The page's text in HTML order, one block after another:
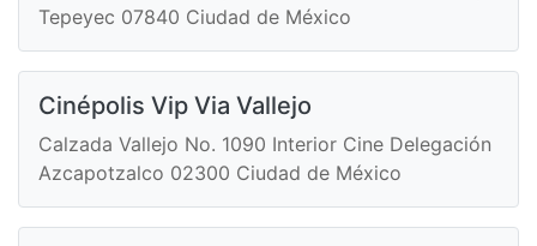
Tepeyec 07840 Ciudad de México
Cinépolis Vip Via Vallejo
Calzada Vallejo No. 1090 Interior Cine Delegación
Azcapotzalco 02300 Ciudad de México